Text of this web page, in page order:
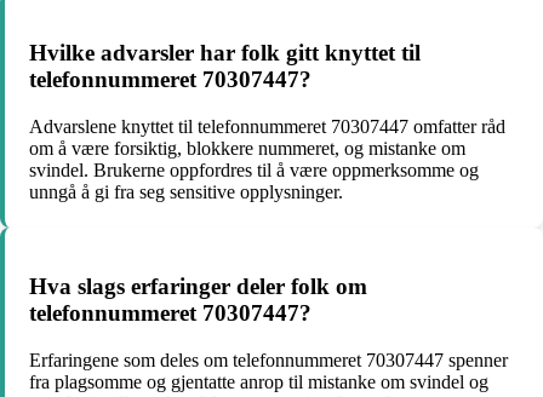
Hvilke advarsler har folk gitt knyttet til
telefonnummeret 70307447?
Advarslene knyttet til telefonnummeret 70307447 omfatter råd
om å være forsiktig, blokkere nummeret, og mistanke om
svindel. Brukerne oppfordres til å være oppmerksomme og
unngå å gi fra seg sensitive opplysninger.
Hva slags erfaringer deler folk om
telefonnummeret 70307447?
Erfaringene som deles om telefonnummeret 70307447 spenner
fra plagsomme og gjentatte anrop til mistanke om svindel og